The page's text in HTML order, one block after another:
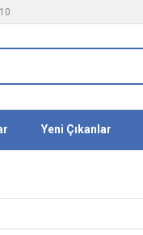
Yeni Çıkanlar